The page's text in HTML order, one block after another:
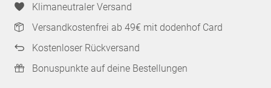
Klimaneutraler Versand
Versandkostenfrei ab 49€ mit dodenhof Card
Kostenloser Rückversand
Bonuspunkte auf deine Bestellungen